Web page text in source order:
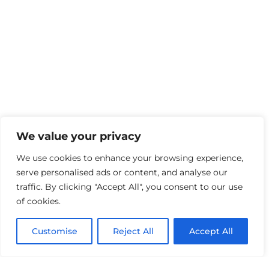
We value your privacy
We use cookies to enhance your browsing experience,
serve personalised ads or content, and analyse our
traffic. By clicking "Accept All", you consent to our use
of cookies.
Customise Reject All Accept All